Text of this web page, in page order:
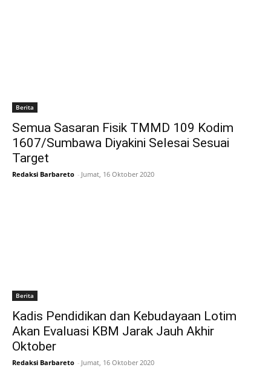
Berita
Semua Sasaran Fisik TMMD 109 Kodim
1607/Sumbawa Diyakini Selesai Sesuai
Target
Redaksi Barbareto - Jumat, 16 Oktober 2020
Berita
Kadis Pendidikan dan Kebudayaan Lotim
Akan Evaluasi KBM Jarak Jauh Akhir
Oktober
Redaksi Barbareto - Jumat, 16 Oktober 2020